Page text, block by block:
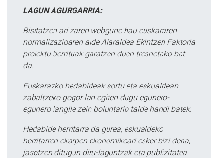
LAGUN AGURGARRIA:
Bisitatzen ari zaren webgune hau euskararen
normalizazioaren alde Aiaraldea Ekintzen Faktoria
proiektu berrituak garatzen duen tresnetako bat
da.
Euskarazko hedabideak sortu eta eskualdean
zabaltzeko gogor lan egiten dugu egunero-
egunero langile zein boluntario talde handi batek.
Hedabide herritarra da gurea, eskualdeko
herritarren ekarpen ekonomikoari esker bizi dena,
jasotzen ditugun diru-laguntzak eta publizitatea